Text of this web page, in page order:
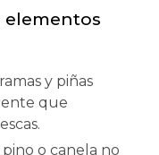
elementos
y piñas
que
pino o canela no